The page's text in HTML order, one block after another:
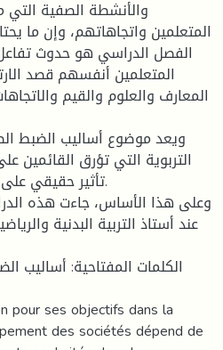
والأنشطة الصفية
المتعلمين واتجاهاتهم، وإن ما
الفصل الدراسي هو حدوث
المتعلمين أنفسهم قصد
المعارف والعلوم والقيم
ويعد موضوع أساليب الضبط
التربوية التي تؤرق القائمين
تأثير حقيقي على
وعلى هذا الأساس، جاءت هذه
عند أستاذ التربية البدنية
الكلمات المفتاحية: أساليب
pour ses objectifs dans la
des sociétés dépend de